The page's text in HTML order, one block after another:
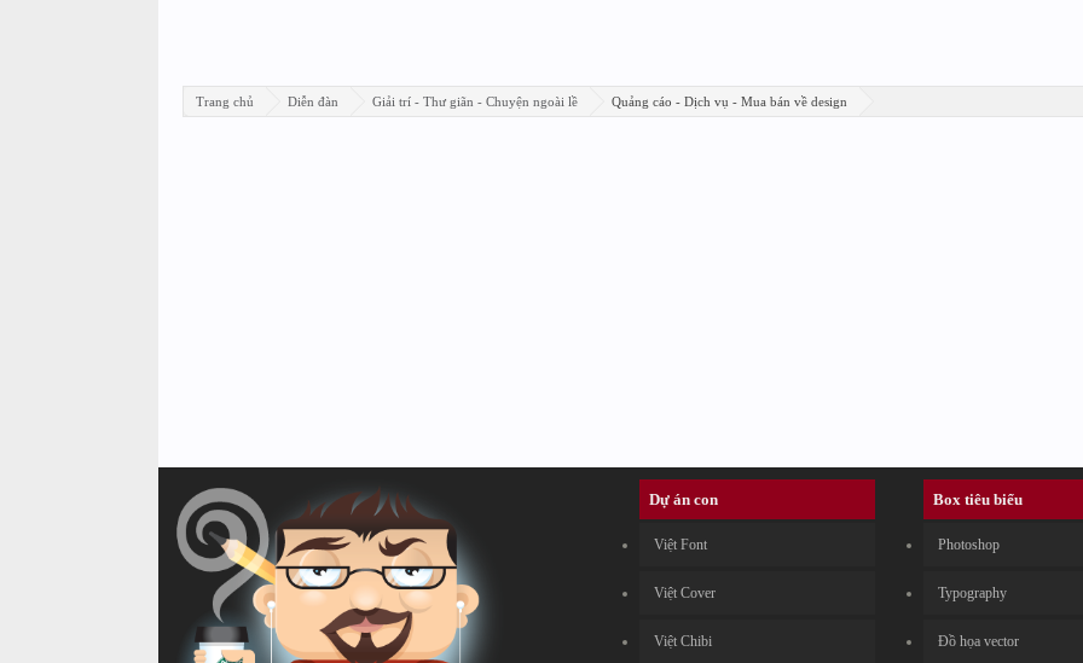
Trang chủ Diễn đàn Giải trí - Thư giãn - Chuyện ngoài lề Quảng cáo - Dịch vụ - Mua bán về design
Dự án con
Việt Font
Việt Cover
Việt Chibi
Box tiêu biểu
Photoshop
Typography
Đồ họa vector